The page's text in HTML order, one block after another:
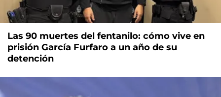
Las 90 muertes del fentanilo: cómo vive en
prisión García Furfaro a un año de su
detención